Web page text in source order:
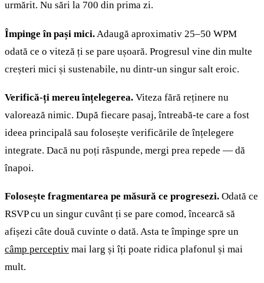
urmărit. Nu sări la 700 din prima zi.
Împinge în pași mici. Adaugă aproximativ 25–50 WPM
odată ce o viteză ți se pare ușoară. Progresul vine din multe
creșteri mici și sustenabile, nu dintr-un singur salt eroic.
Verifică-ți mereu înțelegerea. Viteza fără reținere nu
valorează nimic. După fiecare pasaj, întreabă-te care a fost
ideea principală sau folosește verificările de înțelegere
integrate. Dacă nu poți răspunde, mergi prea repede — dă
înapoi.
Folosește fragmentarea pe măsură ce progresezi. Odată ce
RSVP cu un singur cuvânt ți se pare comod, încearcă să
afișezi câte două cuvinte o dată. Asta te împinge spre un
câmp perceptiv mai larg și îți poate ridica plafonul și mai
mult.